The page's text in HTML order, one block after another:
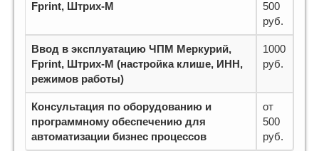
Fprint, Штрих-М
500
руб.
Ввод в эксплуатацию ЧПМ Меркурий,
Fprint, Штрих-М (настройка клише, ИНН,
режимов работы)
1000
руб.
Консультация по оборудованию и
программному обеспечению для
автоматизации бизнес процессов
от
500
руб.